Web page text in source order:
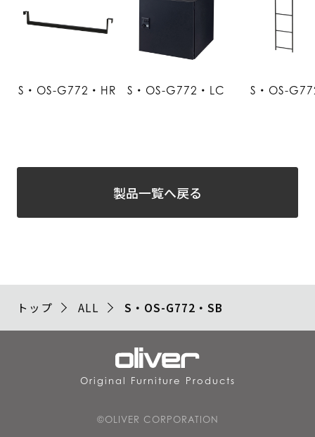
S・OS-G772・HR S・OS-G772・LC S・OS-
製品一覧へ戻る
トップ ALL S・OS-G772・SB
Original Furniture Products
©OLIVER CORPORATION